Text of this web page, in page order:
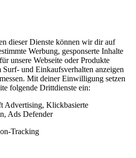
dieser Dienste können wir dir auf
Werbung, gesponserte Inhalte
unsere Webseite oder Produkte
Surf- und Einkaufsverhalten anzeigen
Mit deiner Einwilligung setzen
folgende Drittdienste ein:
Advertising, Klickbasierte
Ads Defender
Tracking